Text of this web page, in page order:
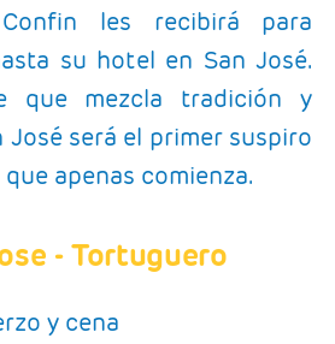
les recibirá para
su hotel en San José.
que mezcla tradición y
José será el primer suspiro
apenas comienza.
- Tortuguero
y cena